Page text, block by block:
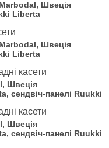
Швеція
Liberta
Швеція
Liberta
Швеція
сендвіч-панелі Ruukki
Швеція
сендвіч-панелі Ruukki